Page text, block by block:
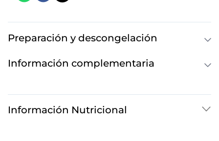
Preparación y descongelación
Información complementaria
Información Nutricional